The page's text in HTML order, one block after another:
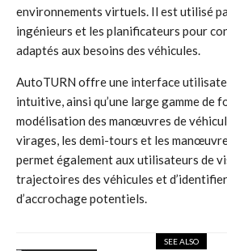
environnements virtuels. Il est utilisé
ingénieurs et les planificateurs pour
adaptés aux besoins des véhicules.
AutoTURN offre une interface
intuitive, ainsi qu’une large gamme de
modélisation des manœuvres de
virages, les demi-tours et les
permet également aux utilisateurs de
trajectoires des véhicules et
d’accrochage potentiels.
SEE ALSO